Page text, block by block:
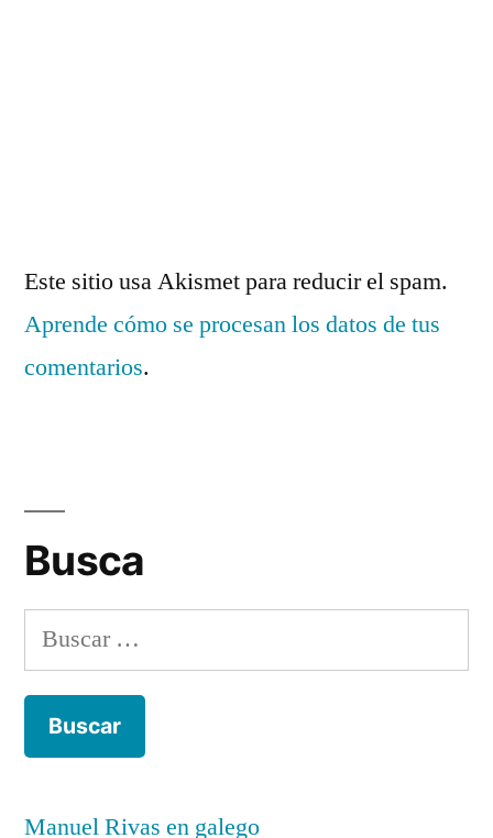
Este sitio usa Akismet para reducir el spam.
Aprende cómo se procesan los datos de tus
comentarios.
Busca
Buscar:
Manuel Rivas en galego